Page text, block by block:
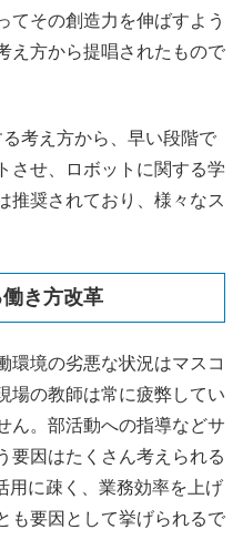
てその創造力を伸ばすよう
え方から提唱されたもので
考え方から、早い段階で
させ、ロボットに関する学
推奨されており、様々なス
働き方改革
環境の劣悪な状況はマスコ
場の教師は常に疲弊してい
ん。部活動への指導などサ
要因はたくさん考えられる
用に疎く、業務効率を上げ
も要因として挙げられるで